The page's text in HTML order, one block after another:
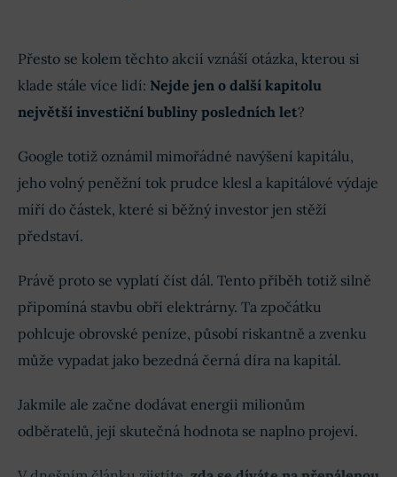
Přesto se kolem těchto akcií vznáší otázka, kterou si
klade stále více lidí: Nejde jen o další kapitolu
největší investiční bubliny posledních let?
Google totiž oznámil mimořádné navýšení kapitálu,
jeho volný peněžní tok prudce klesl a kapitálové výdaje
míří do částek, které si běžný investor jen stěží
představí.
Právě proto se vyplatí číst dál. Tento příběh totiž silně
připomíná stavbu obří elektrárny. Ta zpočátku
pohlcuje obrovské peníze, působí riskantně a zvenku
může vypadat jako bezedná černá díra na kapitál.
Jakmile ale začne dodávat energii milionům
odběratelů, její skutečná hodnota se naplno projeví.